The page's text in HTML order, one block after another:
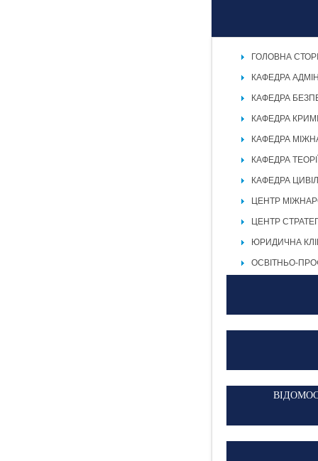
ГОЛОВНА
КАФЕДРА
КАФЕДРА
КАФЕДРА
КАФЕДРА
КАФЕДРА
КАФЕДРА
ЦЕНТР
ЦЕНТР
ЮРИДИЧНА
ОСВІТНЬО-